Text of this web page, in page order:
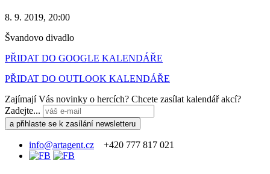
8. 9. 2019, 20:00
Švandovo divadlo
PŘIDAT DO GOOGLE KALENDÁŘE
PŘIDAT DO OUTLOOK KALENDÁŘE
Zajímají Vás novinky o hercích? Chcete zasílat kalendář akcí?
Zadejte...
info@artagent.cz +420 777 817 021